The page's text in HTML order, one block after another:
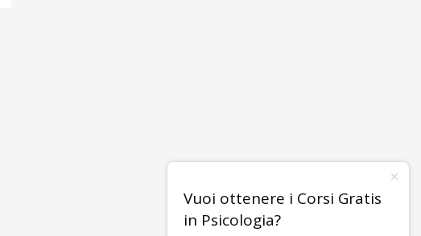
Vuoi ottenere i Corsi Gratis
in Psicologia?